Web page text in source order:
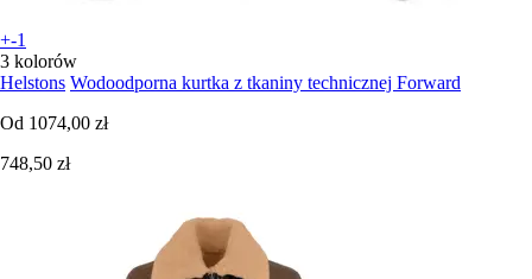
+-1
3 kolorów
Helstons Wodoodporna kurtka z tkaniny technicznej Forward
Od 1074,00 zł
748,50 zł